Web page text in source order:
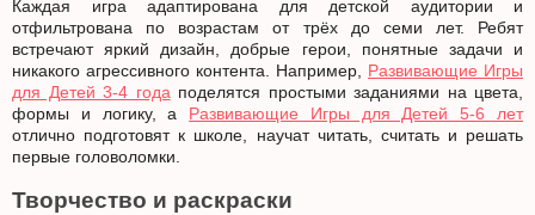
Каждая игра адаптирована для детской аудитории и
отфильтрована по возрастам от трёх до семи лет. Ребят
встречают яркий дизайн, добрые герои, понятные задачи и
никакого агрессивного контента. Например, Развивающие Игры
для Детей 3-4 годаподелятся простыми заданиями на цвета,
формы и логику, а Развивающие Игры для Детей 5-6 лет
отлично подготовят к школе, научат читать, считать и решать
первые головоломки.
Творчество и раскраски